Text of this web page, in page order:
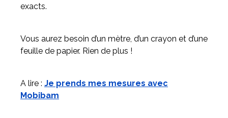
exacts.
Vous aurez besoin d’un mètre, d’un crayon et d’une
feuille de papier. Rien de plus !
A lire : Je prends mes mesures avec
Mobibam